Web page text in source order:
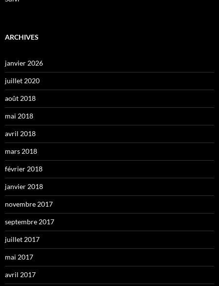
ARCHIVES
janvier 2026
juillet 2020
août 2018
mai 2018
avril 2018
mars 2018
février 2018
janvier 2018
novembre 2017
septembre 2017
juillet 2017
mai 2017
avril 2017